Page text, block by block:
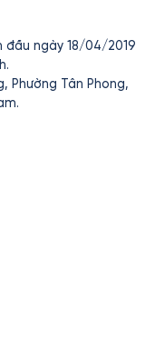
đầu ngày 18/04/2019
Phường Tân Phong,